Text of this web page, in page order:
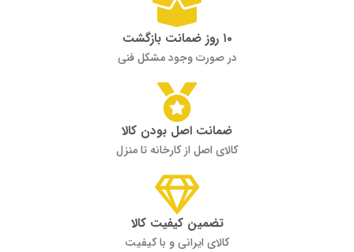
۱۰ روز ضمانت بازگشت
در صورت وجود مشکل فنی
ضمانت اصل بودن کالا
کالای اصل از کارخانه تا منزل
تضمین کیفیت کالا
کالای ایرانی و با کیفیت